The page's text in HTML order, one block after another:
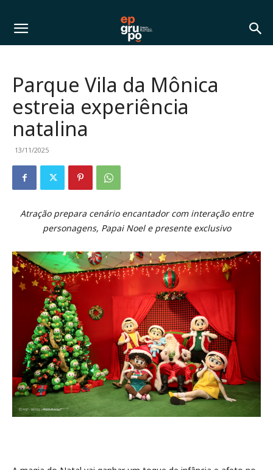
Parque Vila da Mônica
estreia experiência
natalina
13/11/2025
Atração prepara cenário encantador com interação entre
personagens, Papai Noel e presente exclusivo